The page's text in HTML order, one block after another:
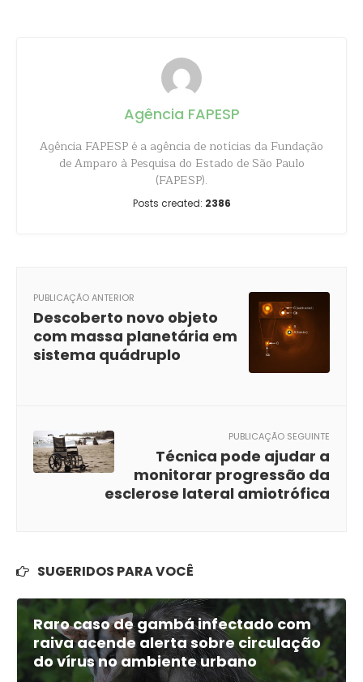
Agência FAPESP
Agência FAPESP é a agência de notícias da Fundação
de Amparo à Pesquisa do Estado de São Paulo
(FAPESP).
Posts created: 2386
PUBLICAÇÃO ANTERIOR
Descoberto novo objeto
com massa planetária em
sistema quádruplo
PUBLICAÇÃO SEGUINTE
Técnica pode ajudar a
monitorar progressão da
esclerose lateral amiotrófica
SUGERIDOS PARA VOCÊ
Raro caso de gambá infectado com
raiva acende alerta sobre circulação
do vírus no ambiente urbano